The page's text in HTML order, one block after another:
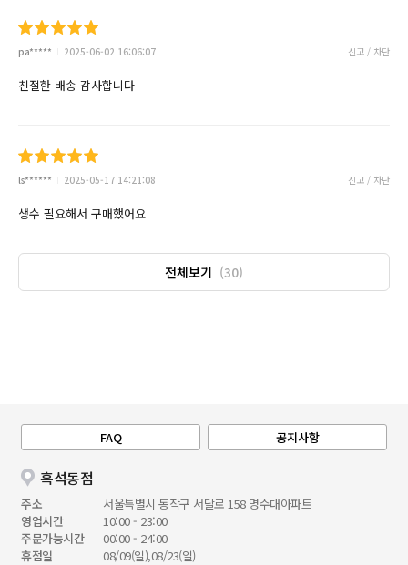
pa***** 2025-06-02 16:06:07 신고 / 차단
친절한 배송 감사합니다
ls****** 2025-05-17 14:21:08 신고 / 차단
생수 필요해서 구매했어요
전체보기 (30)
FAQ 공지사항
흑석동점
주소
서울특별시 동작구 서달로 158 명수대아파트
영업시간
10:00 - 23:00
주문가능시간
00:00 - 24:00
휴점일
08/09(일),08/23(일)